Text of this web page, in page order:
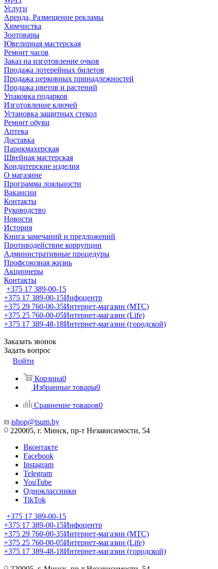
Услуги
Аренда, Размещение рекламы
Химчистка
Зоотовары
Ювелирная мастерская
Ремонт часов
Заказ на изготовление очков
Продажа лотерейных билетов
Продажа церковных принадлежностей
Продажа цветов и растений
Упаковка подарков
Изготовление ключей
Установка защитных стекол
Ремонт обуви
Аптека
Доставка
Парикмахерская
Швейная мастерская
Кондитерские изделия
О магазине
Программа лояльности
Вакансии
Контакты
Руководство
Новости
История
Книга замечаний и предложений
Противодействие коррупции
Административные процедуры
Профсоюзная жизнь
Акционеры
Контакты
+375 17 389-00-15
+375 17 389-00-15Инфоцентр
+375 29 760-00-35Интернет-магазин (МТС)
+375 25 760-00-05Интернет-магазин (Life)
+375 17 389-48-18Интернет-магазин (городской)
Заказать звонок
Задать вопрос
Войти
Корзина0
Избранные товары0
Сравнение товаров0
ishop@tsum.by
220005, г. Минск, пр-т Независимости, 54
Вконтакте
Facebook
Instagram
Telegram
YouTube
Одноклассники
TikTok
+375 17 389-00-15
+375 17 389-00-15Инфоцентр
+375 29 760-00-35Интернет-магазин (МТС)
+375 25 760-00-05Интернет-магазин (Life)
+375 17 389-48-18Интернет-магазин (городской)